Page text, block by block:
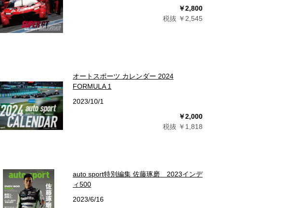
￥2,800
税抜 ￥2,545
オートスポーツ カレンダー 2024
FORMULA 1
2023/10/1
￥2,000
税抜 ￥1,818
auto sport特別編集 佐藤琢磨 2023インデ
ィ500
2023/6/16